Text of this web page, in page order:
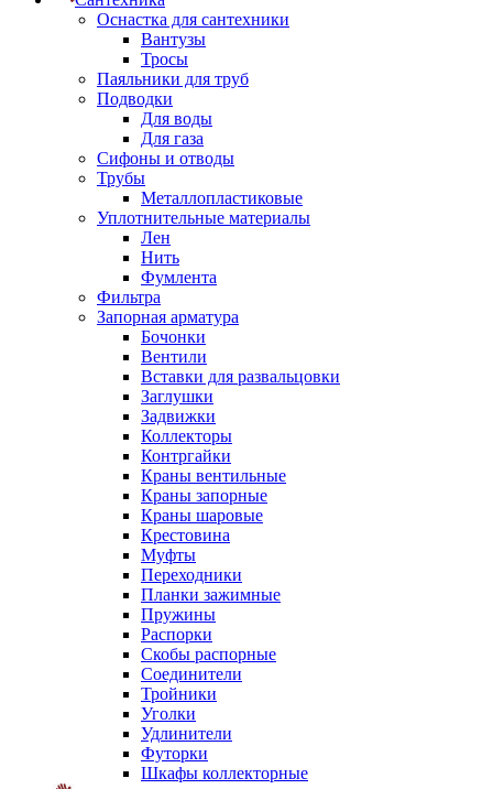
Оснастка для сантехники
Вантузы
Тросы
Паяльники для труб
Подводки
Для воды
Для газа
Сифоны и отводы
Трубы
Металлопластиковые
Уплотнительные материалы
Лен
Нить
Фумлента
Фильтра
Запорная арматура
Бочонки
Вентили
Вставки для развальцовки
Заглушки
Задвижки
Коллекторы
Контргайки
Краны вентильные
Краны запорные
Краны шаровые
Крестовина
Муфты
Переходники
Планки зажимные
Пружины
Распорки
Скобы распорные
Соединители
Тройники
Уголки
Удлинители
Футорки
Шкафы коллекторные